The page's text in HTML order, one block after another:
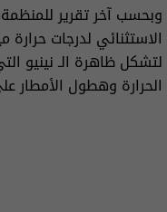
وبحسب آخر تقرير للمنظمة
الاستثنائي لدرجات حرارة
لتشكل ظاهرة الـ نينيو
الحرارة وهطول الأمطار